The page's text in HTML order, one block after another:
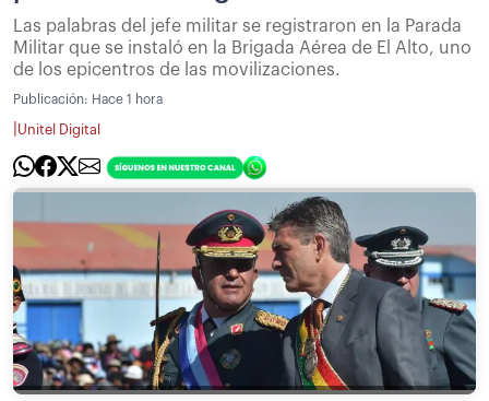
Las palabras del jefe militar se registraron en la Parada
Militar que se instaló en la Brigada Aérea de El Alto, uno
de los epicentros de las movilizaciones.
Publicación: Hace 1 hora
Unitel Digital